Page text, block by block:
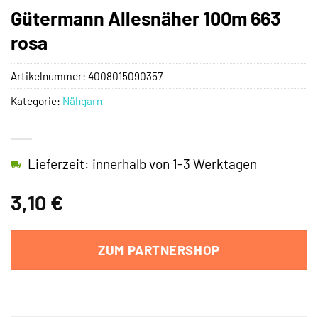
Gütermann Allesnäher 100m 663
rosa
3,10 €
Lieferzeit: innerhalb von 1-3 Werktagen
ZUM PARTNERSHOP
Artikelnummer: 4008015090357
Kategorie: Nähgarn